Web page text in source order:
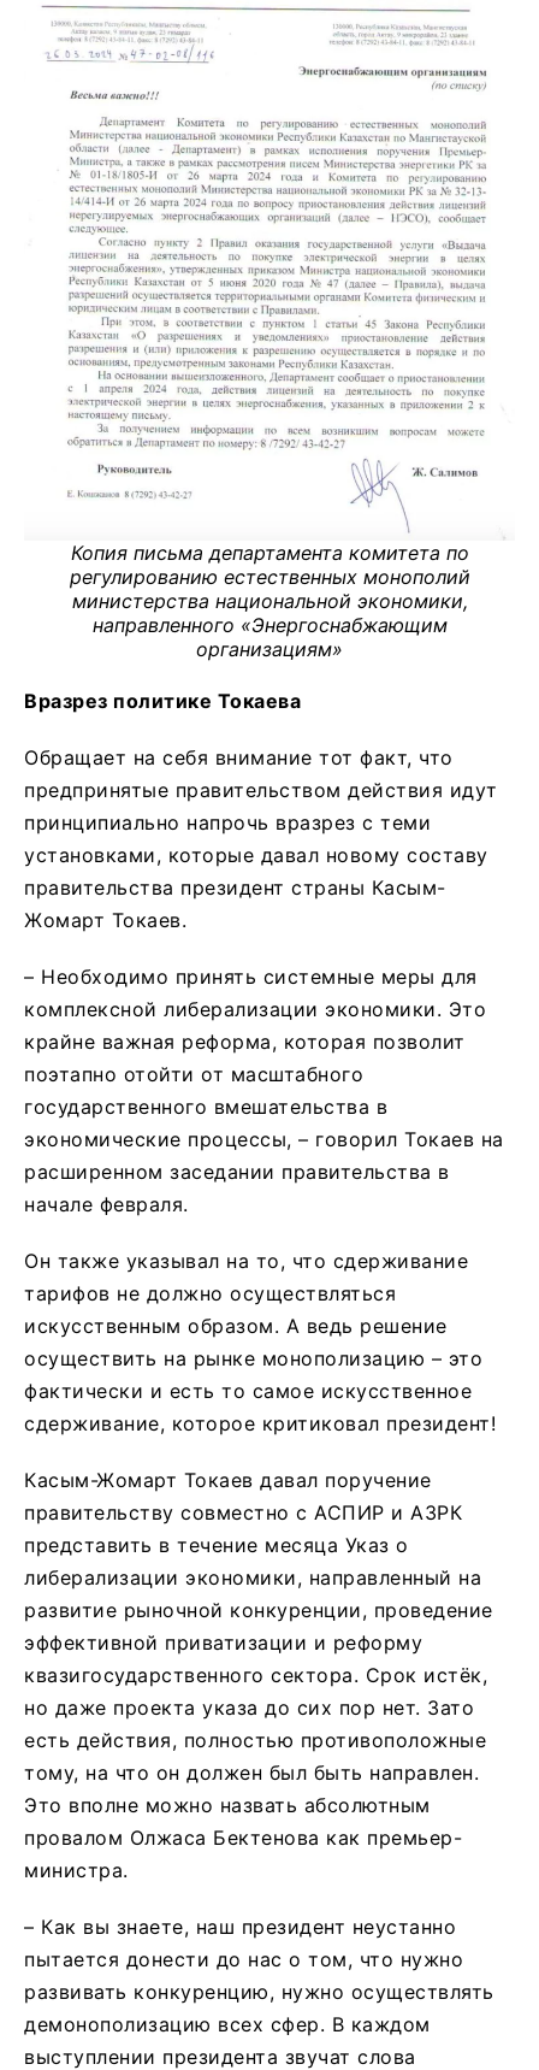
Копия письма департамента комитета по
регулированию естественных монополий
министерства национальной экономики,
направленного «Энергоснабжающим
организациям»
Вразрез политике Токаева
Обращает на себя внимание тот факт, что
предпринятые правительством действия идут
принципиально напрочь вразрез с теми
установками, которые давал новому составу
правительства президент страны Касым-
Жомарт Токаев.
– Необходимо принять системные меры для
комплексной либерализации экономики. Это
крайне важная реформа, которая позволит
поэтапно отойти от масштабного
государственного вмешательства в
экономические процессы, – говорил Токаев на
расширенном заседании правительства в
начале февраля.
Он также указывал на то, что сдерживание
тарифов не должно осуществляться
искусственным образом. А ведь решение
осуществить на рынке монополизацию – это
фактически и есть то самое искусственное
сдерживание, которое критиковал президент!
Касым-Жомарт Токаев давал поручение
правительству совместно с АСПИР и АЗРК
представить в течение месяца Указ о
либерализации экономики, направленный на
развитие рыночной конкуренции, проведение
эффективной приватизации и реформу
квазигосударственного сектора. Срок истёк,
но даже проекта указа до сих пор нет. Зато
есть действия, полностью противоположные
тому, на что он должен был быть направлен.
Это вполне можно назвать абсолютным
провалом Олжаса Бектенова как премьер-
министра.
– Как вы знаете, наш президент неустанно
пытается донести до нас о том, что нужно
развивать конкуренцию, нужно осуществлять
демонополизацию всех сфер. В каждом
выступлении президента звучат слова